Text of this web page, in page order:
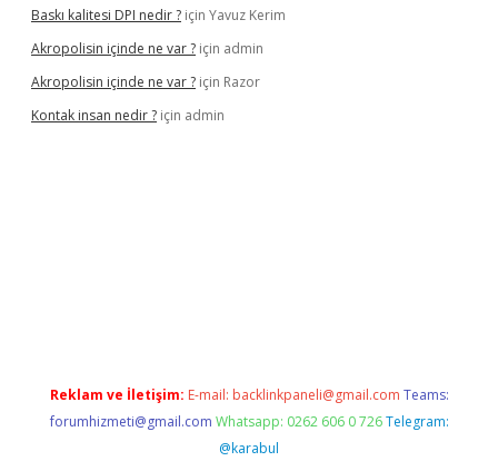
Baskı kalitesi DPI nedir ? için Yavuz Kerim
Akropolisin içinde ne var ? için admin
Akropolisin içinde ne var ? için Razor
Kontak insan nedir ? için admin
Reklam ve İletişim: E-mail: backlinkpaneli@gmail.com Teams:
forumhizmeti@gmail.com Whatsapp: 0262 606 0 726 Telegram:
@karabul